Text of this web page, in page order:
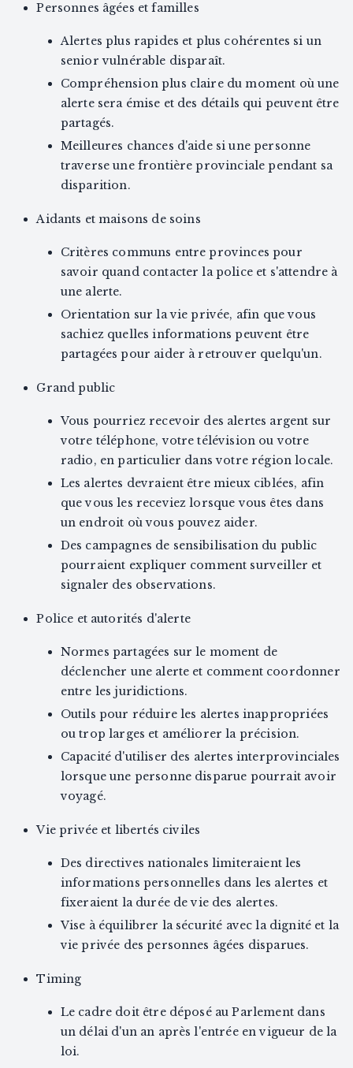
Personnes âgées et familles
Alertes plus rapides et plus cohérentes si un
senior vulnérable disparaît.
Compréhension plus claire du moment où une
alerte sera émise et des détails qui peuvent être
partagés.
Meilleures chances d'aide si une personne
traverse une frontière provinciale pendant sa
disparition.
Aidants et maisons de soins
Critères communs entre provinces pour
savoir quand contacter la police et s'attendre à
une alerte.
Orientation sur la vie privée, afin que vous
sachiez quelles informations peuvent être
partagées pour aider à retrouver quelqu'un.
Grand public
Vous pourriez recevoir des alertes argent sur
votre téléphone, votre télévision ou votre
radio, en particulier dans votre région locale.
Les alertes devraient être mieux ciblées, afin
que vous les receviez lorsque vous êtes dans
un endroit où vous pouvez aider.
Des campagnes de sensibilisation du public
pourraient expliquer comment surveiller et
signaler des observations.
Police et autorités d'alerte
Normes partagées sur le moment de
déclencher une alerte et comment coordonner
entre les juridictions.
Outils pour réduire les alertes inappropriées
ou trop larges et améliorer la précision.
Capacité d'utiliser des alertes interprovinciales
lorsque une personne disparue pourrait avoir
voyagé.
Vie privée et libertés civiles
Des directives nationales limiteraient les
informations personnelles dans les alertes et
fixeraient la durée de vie des alertes.
Vise à équilibrer la sécurité avec la dignité et la
vie privée des personnes âgées disparues.
Timing
Le cadre doit être déposé au Parlement dans
un délai d'un an après l'entrée en vigueur de la
loi.